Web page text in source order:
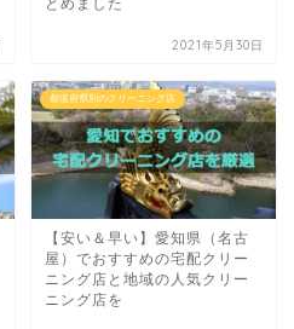
とめました
2021年5月30日
都道府県別のクリーニング店
【安い＆早い】愛知県（名古
屋）でおすすめの宅配クリー
ニング店と地域の人気クリー
ニング店を